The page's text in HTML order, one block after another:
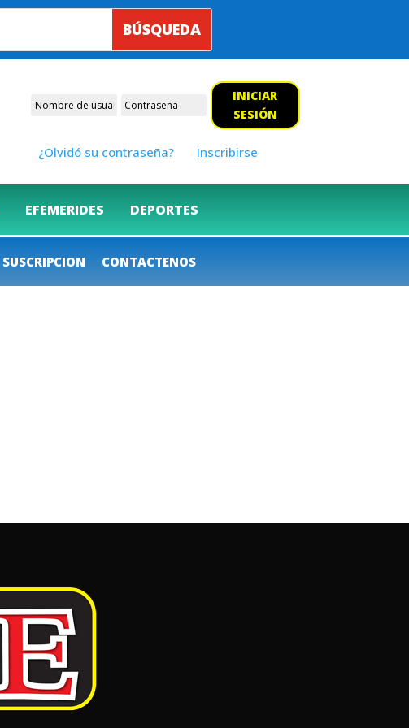
INICIAR
SESIÓN
¿Olvidó su contraseña? Inscribirse
EFEMERIDES DEPORTES
SUSCRIPCION CONTACTENOS